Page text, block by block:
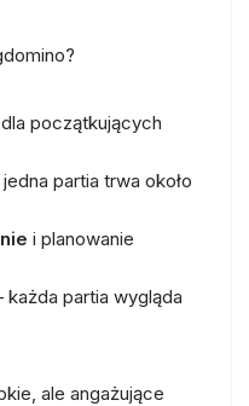
początkujących
jedna partia trwa około
i planowanie
każda partia wygląda
ale angażujące